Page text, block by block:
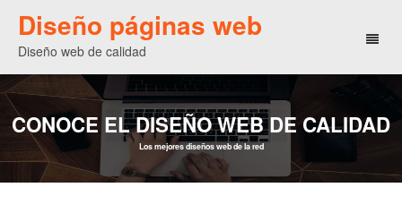
Diseño páginas web
Diseño web de calidad
CONOCE EL DISEÑO WEB DE CALIDAD
Los mejores diseños web de la red